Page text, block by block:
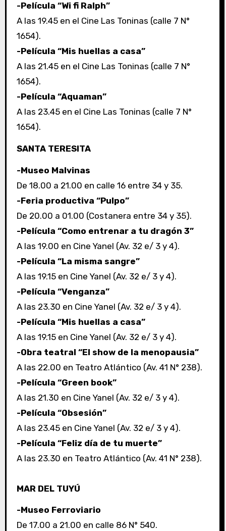
-Película “Wi fi Ralph”
A las 19.45 en el Cine Las Toninas (calle 7 N°
1654).
-Película “Mis huellas a casa”
A las 21.45 en el Cine Las Toninas (calle 7 N°
1654).
-Película “Aquaman”
A las 23.45 en el Cine Las Toninas (calle 7 N°
1654).
SANTA TERESITA
-Museo Malvinas
De 18.00 a 21.00 en calle 16 entre 34 y 35.
-Feria productiva “Pulpo”
De 20.00 a 01.00 (Costanera entre 34 y 35).
-Película “Como entrenar a tu dragón 3”
A las 19.00 en Cine Yanel (Av. 32 e/ 3 y 4).
-Película “La misma sangre”
A las 19.15 en Cine Yanel (Av. 32 e/ 3 y 4).
-Película “Venganza”
A las 23.30 en Cine Yanel (Av. 32 e/ 3 y 4).
-Película “Mis huellas a casa”
A las 19.15 en Cine Yanel (Av. 32 e/ 3 y 4).
-Obra teatral “El show de la menopausia”
A las 22.00 en Teatro Atlántico (Av. 41 N° 238).
-Película “Green book”
A las 21.30 en Cine Yanel (Av. 32 e/ 3 y 4).
-Película “Obsesión”
A las 23.45 en Cine Yanel (Av. 32 e/ 3 y 4).
-Película “Feliz día de tu muerte”
A las 23.30 en Teatro Atlántico (Av. 41 N° 238).
MAR DEL TUYÚ
-Museo Ferroviario
De 17.00 a 21.00 en calle 86 N° 540.